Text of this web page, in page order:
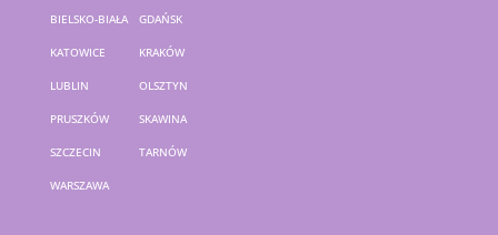
BIELSKO-BIAŁA GDAŃSK
KATOWICE KRAKÓW
LUBLIN OLSZTYN
PRUSZKÓW SKAWINA
SZCZECIN TARNÓW
WARSZAWA